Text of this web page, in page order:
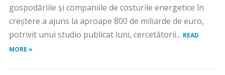
gospodăriile și companiile de costurile energetice în
creștere a ajuns la aproape 800 de miliarde de euro,
potrivit unui studio publicat luni, cercetătorii... READ
MORE »